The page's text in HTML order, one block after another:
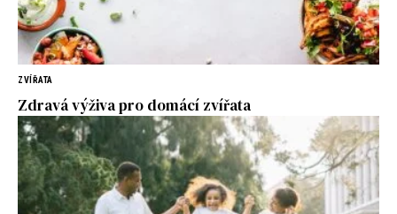
ZVÍŘATA
Zdravá výživa pro domácí zvířata